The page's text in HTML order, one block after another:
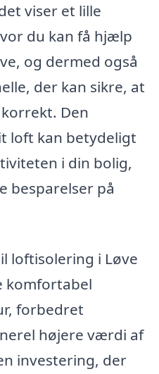
viser et lille
du kan få hjælp
og dermed også
der kan sikre, at
Den
loft kan betydeligt
i din bolig,
besparelser på
loftisolering i Løve
komfortabel
forbedret
højere værdi af
investering, der